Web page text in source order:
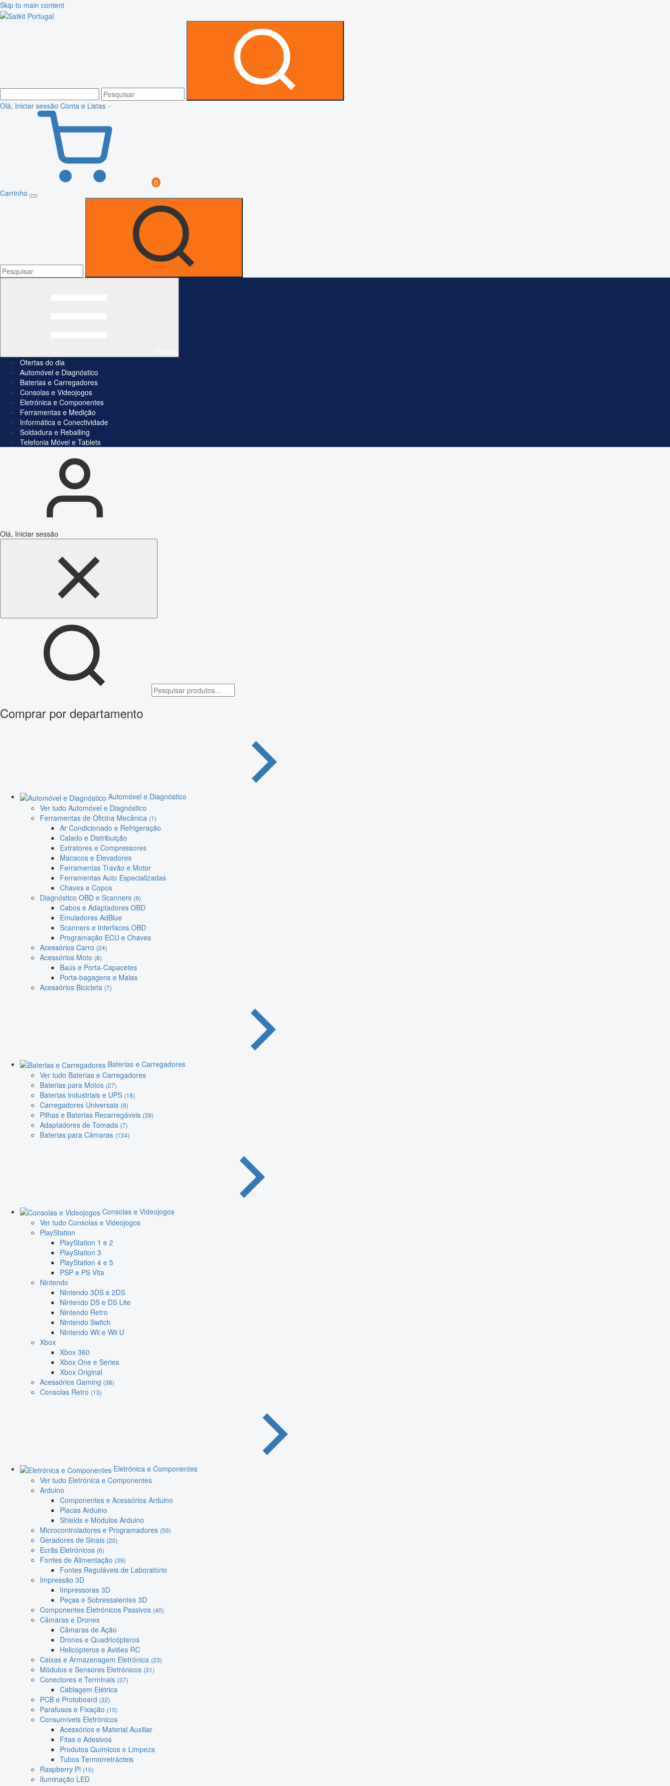
Skip to main content
Olá, Iniciar sessão Conta e Listas
0
Carrinho
Ofertas do dia
Automóvel e Diagnóstico
Baterias e Carregadores
Consolas e Videojogos
Eletrónica e Componentes
Ferramentas e Medição
Informática e Conectividade
Soldadura e Reballing
Telefonia Móvel e Tablets
Olá, Iniciar sessão
Comprar por departamento
Automóvel e Diagnóstico
Ver tudo Automóvel e Diagnóstico
Ferramentas de Oficina Mecânica (1)
Ar Condicionado e Refrigeração
Calado e Distribuição
Extratores e Compressores
Macacos e Elevadores
Ferramentas Travão e Motor
Ferramentas Auto Especializadas
Chaves e Copos
Diagnóstico OBD e Scanners (6)
Cabos e Adaptadores OBD
Emuladores AdBlue
Scanners e Interfaces OBD
Programação ECU e Chaves
Acessórios Carro (24)
Acessórios Moto (8)
Baús e Porta-Capacetes
Porta-bagagens e Malas
Acessórios Bicicleta (7)
Baterias e Carregadores
Ver tudo Baterias e Carregadores
Baterias para Motos (27)
Baterias Industriais e UPS (18)
Carregadores Universais (9)
Pilhas e Baterias Recarregáveis (39)
Adaptadores de Tomada (7)
Baterias para Câmaras (134)
Consolas e Videojogos
Ver tudo Consolas e Videojogos
PlayStation
PlayStation 1 e 2
PlayStation 3
PlayStation 4 e 5
PSP e PS Vita
Nintendo
Nintendo 3DS e 2DS
Nintendo DS e DS Lite
Nintendo Retro
Nintendo Switch
Nintendo Wii e Wii U
Xbox
Xbox 360
Xbox One e Series
Xbox Original
Acessórios Gaming (38)
Consolas Retro (13)
Eletrónica e Componentes
Ver tudo Eletrónica e Componentes
Arduino
Componentes e Acessórios Arduino
Placas Arduino
Shields e Módulos Arduino
Microcontroladores e Programadores (59)
Geradores de Sinais (20)
Ecrãs Eletrónicos (6)
Fontes de Alimentação (39)
Fontes Reguláveis de Laboratório
Impressão 3D
Impressoras 3D
Peças e Sobressalentes 3D
Componentes Eletrónicos Passivos (40)
Câmaras e Drones
Câmaras de Ação
Drones e Quadricópteros
Helicópteros e Aviões RC
Caixas e Armazenagem Eletrónica (23)
Módulos e Sensores Eletrónicos (31)
Conectores e Terminais (37)
Cablagem Elétrica
PCB e Protoboard (32)
Parafusos e Fixação (10)
Consumíveis Eletrónicos
Acessórios e Material Auxiliar
Fitas e Adesivos
Produtos Químicos e Limpeza
Tubos Termorretrácteis
Raspberry Pi (10)
Iluminação LED